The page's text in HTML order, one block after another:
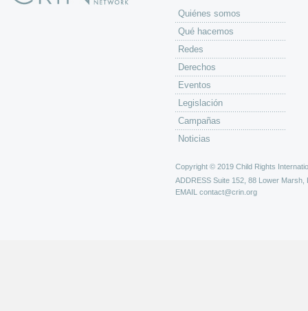
Quiénes somos
Qué hacemos
Redes
Derechos
Eventos
Legislación
Campañas
Noticias
Copyright © 2019 Child Rights
ADDRESS Suite 152, 88 Lower Marsh,
EMAIL contact@crin.org